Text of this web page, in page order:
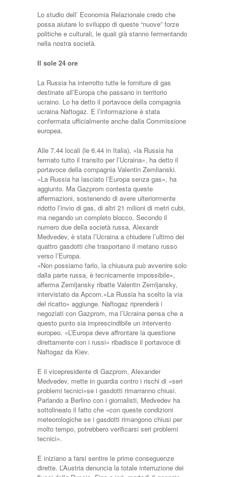
Lo studio dell’ Economia Relazionale credo che
possa aiutare lo sviluppo di queste “nuove” forze
politiche e culturali, le quali già stanno fermentando
nella nostra società.
Il sole 24 ore
La Russia ha interrotto tutte le forniture di gas
destinate all’Europa che passano in territorio
ucraino. Lo ha detto il portavoce della compagnia
ucraina Naftogaz. E l’informazione è stata
confermata ufficialmente anche dalla Commissione
europea.
Alle 7.44 locali (le 6.44 in Italia), «la Russia ha
fermato tutto il transito per l’Ucraina», ha detto il
portavoce della compagnia Valentin Zemlianski.
«La Russia ha lasciato l’Europa senza gas», ha
aggiunto. Ma Gazprom contesta queste
affermazioni, sostenendo di avere ulteriormente
ridotto l’invio di gas, di altri 21 milioni di metri cubi,
ma negando un completo blocco. Secondo il
numero due della società russa, Alexandr
Medvedev, è stata l’Ucraina a chiudere l’ultimo dei
quattro gasdotti che trasportano il metano russo
verso l’Europa.
«Non possiamo farlo, la chiusura può avvenire solo
dalla parte russa, è tecnicamente impossibile»,
afferma Zemljansky ribatte Valentin Zemljansky,
intervistato da Apcom.«La Russia ha scelto la via
del ricatto» aggiunge. Naftogaz riprenderà i
negoziati con Gazprom, ma l’Ucraina pensa che a
questo punto sia imprescindibile un intervento
europeo. «L’Europa deve affrontare la questione
direttamente con i russi» ribadisce il portavoce di
Naftogaz da Kiev.
E il vicepresidente di Gazprom, Alexander
Medvedev, mette in guardia contro i rischi di «seri
problemi tecnici»se i gasdotti rimarranno chiusi.
Parlando a Berlino con i giornalisti, Medvedev ha
sottolineato il fatto che «con queste condizioni
meteorologiche se i gasdotti rimangono chiusi per
molto tempo, potrebbero verificarsi seri problemi
tecnici».
E iniziano a farsi sentire le prime conseguenze
dirette. L’Austria denuncia la totale interruzione dei